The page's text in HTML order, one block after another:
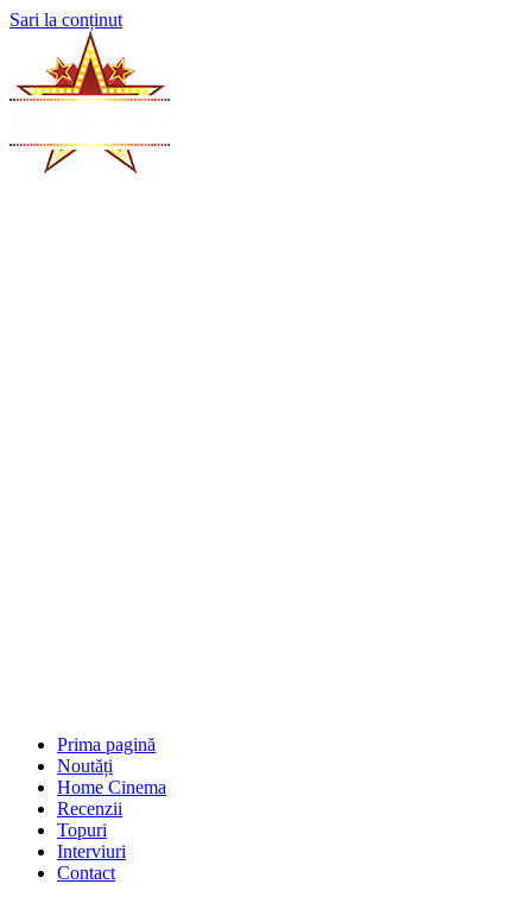
Sari la conținut
Prima pagină
Noutăți
Home Cinema
Recenzii
Topuri
Interviuri
Contact